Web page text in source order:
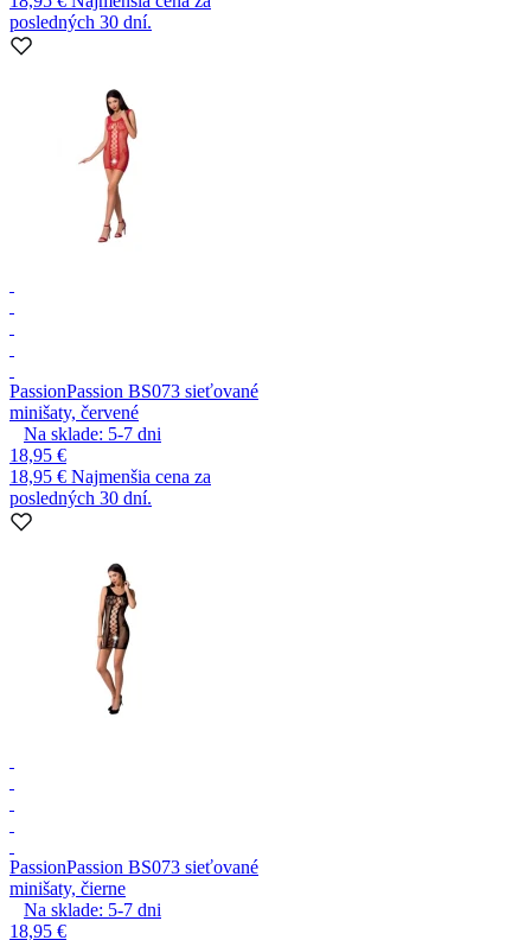
posledných 30 dní.
PassionPassion BS073 sieťované
minišaty, červené
Na sklade: 5-7 dni
18,95 €
18,95 € Najmenšia cena za
posledných 30 dní.
PassionPassion BS073 sieťované
minišaty, čierne
Na sklade: 5-7 dni
18,95 €